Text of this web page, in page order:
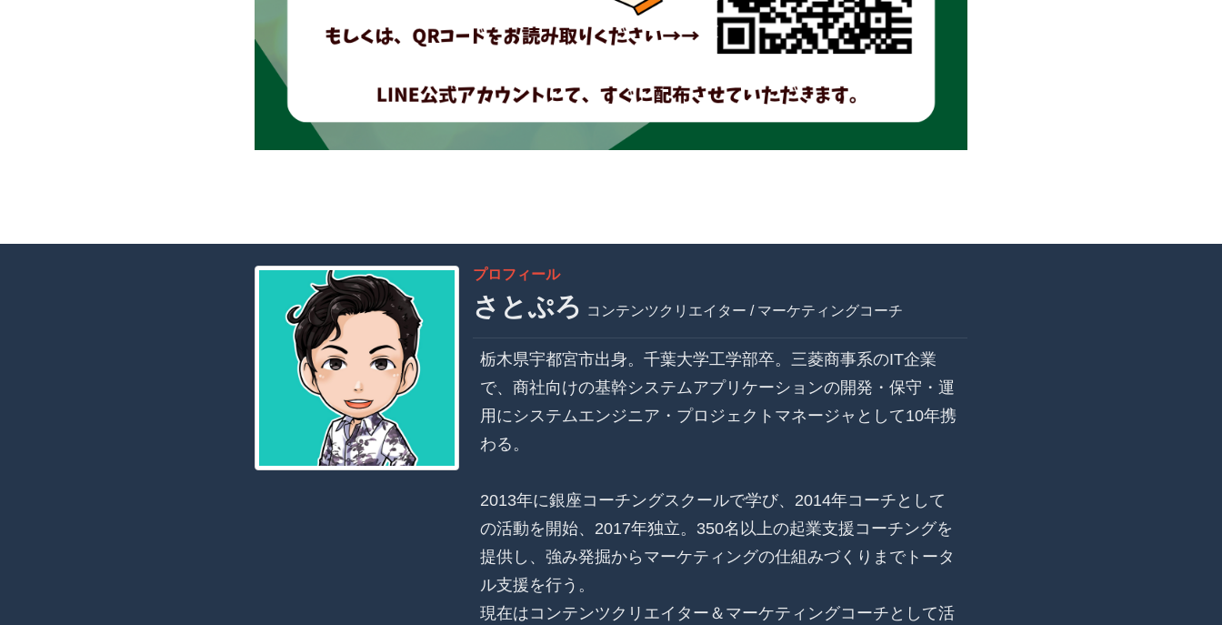
プロフィール
さとぷろ コンテンツクリエイター / マーケティングコーチ
栃木県宇都宮市出身。千葉大学工学部卒。三菱商事系のIT企業
で、商社向けの基幹システムアプリケーションの開発・保守・運
用にシステムエンジニア・プロジェクトマネージャとして10年携
わる。
2013年に銀座コーチングスクールで学び、2014年コーチとして
の活動を開始、2017年独立。350名以上の起業支援コーチングを
提供し、強み発掘からマーケティングの仕組みづくりまでトータ
ル支援を行う。
現在はコンテンツクリエイター＆マーケティングコーチとして活